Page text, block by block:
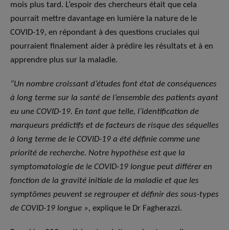
mois plus tard. L’espoir des chercheurs était que cela
pourrait mettre davantage en lumière la nature de le
COVID-19, en répondant à des questions cruciales qui
pourraient finalement aider à prédire les résultats et à en
apprendre plus sur la maladie.
“Un nombre croissant d’études font état de conséquences
à long terme sur la santé de l’ensemble des patients ayant
eu une COVID-19. En tant que telle, l’identification de
marqueurs prédictifs et de facteurs de risque des séquelles
à long terme de le COVID-19 a été définie comme une
priorité de recherche. Notre hypothèse est que la
symptomatologie de le COVID-19 longue peut différer en
fonction de la gravité initiale de la maladie et que les
symptômes peuvent se regrouper et définir des sous-types
de COVID-19 longue », explique le Dr Fagherazzi.